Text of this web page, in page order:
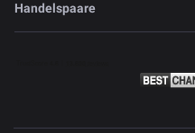
Handelspaare